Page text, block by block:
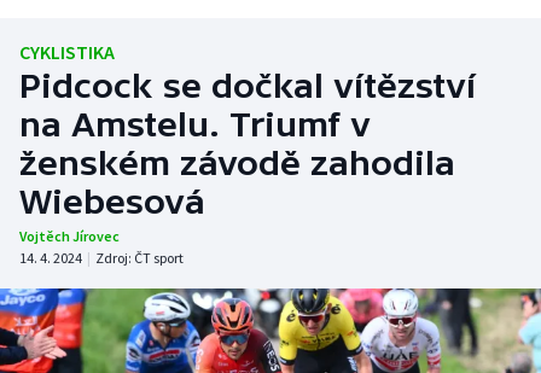
Cyklistika
DALŠÍ SPORTY
Americký fotbal
Baseball a softbal
Basketbal
NEPŘEHLÉDNĚTE
Soutěže
Historické návraty
CYKLISTIKA
Pidcock se dočkal vítězství
na Amstelu. Triumf v
ženském závodě zahodila
Wiebesová
Vojtěch Jírovec
14. 4. 2024 | Zdroj: ČT sport